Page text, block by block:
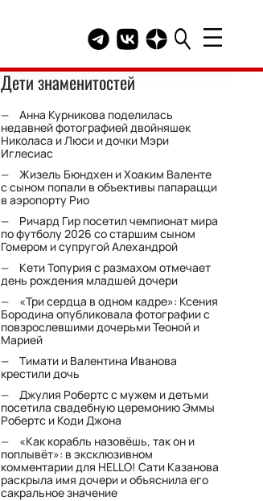
Telegram канал HELLO
Группа HELLO
Канал HELLO в
Дети знаменитостей
Анна Курникова поделилась
недавней фотографией двойняшек
Николаса и Люси и дочки Мэри
Иглесиас
Жизель Бюндхен и Хоаким Валенте
с сыном попали в объективы папарацци
в аэропорту Рио
Ричард Гир посетил чемпионат мира
по футболу 2026 со старшим сыном
Гомером и супругой Алехандрой
Кети Топурия с размахом отмечает
день рождения младшей дочери
«Три сердца в одном кадре»: Ксения
Бородина опубликовала фотографии с
повзрослевшими дочерьми Теоной и
Марией
Тимати и Валентина Иванова
крестили дочь
Джулия Робертс с мужем и детьми
посетила свадебную церемонию Эммы
Робертс и Коди Джона
«Как корабль назовёшь, так он и
поплывёт»: в эксклюзивном
комментарии для HELLO! Сати Казанова
раскрыла имя дочери и объяснила его
сакральное значение